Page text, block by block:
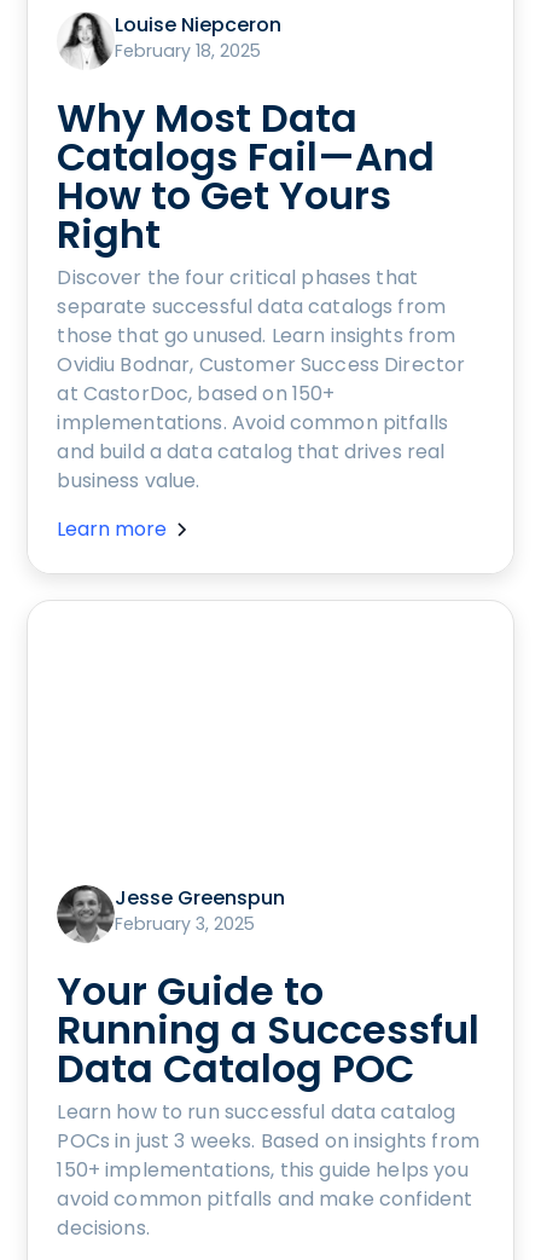
Louise Niepceron
February 18, 2025
Why Most Data
Catalogs Fail—And
How to Get Yours
Right
Discover the four critical phases that
separate successful data catalogs from
those that go unused. Learn insights from
Ovidiu Bodnar, Customer Success Director
at CastorDoc, based on 150+
implementations. Avoid common pitfalls
and build a data catalog that drives real
business value.
Learn more
Jesse Greenspun
February 3, 2025
Your Guide to
Running a Successful
Data Catalog POC
Learn how to run successful data catalog
POCs in just 3 weeks. Based on insights from
150+ implementations, this guide helps you
avoid common pitfalls and make confident
decisions.